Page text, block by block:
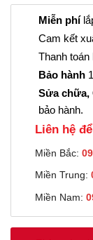
Miễn phí
Cam kết
Thanh toán
Bảo hành
Sửa chữa,
bảo hành.
Liên hệ
Miền Bắc:
Miền Trung:
Miền Nam: